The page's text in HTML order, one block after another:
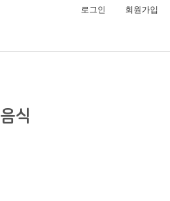
로그인 회원가입
음식